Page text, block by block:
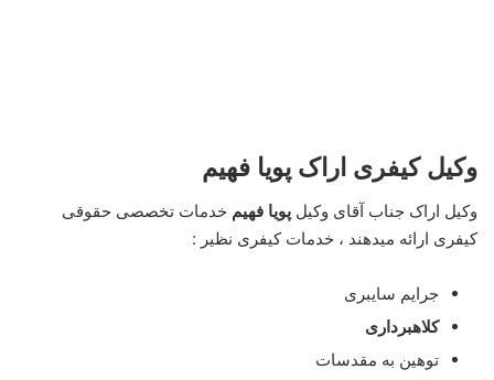
وکیل کیفری اراک پویا فهیم
وکیل اراک جناب آقای وکیل پویا فهیم خدمات تخصصی حقوقی
کیفری ارائه میدهند ، خدمات کیفری نظیر :
جرایم سایبری
کلاهبرداری
توهین به مقدسات